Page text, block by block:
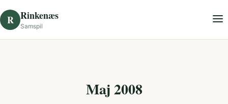
R Rinkenæs
Samspil
Maj 2008